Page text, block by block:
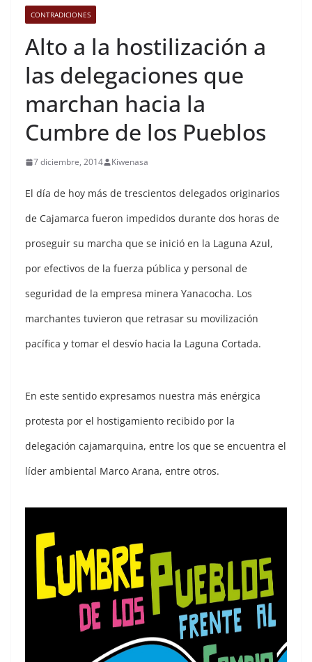
CONTRADICIONES
Alto a la hostilización a
las delegaciones que
marchan hacia la
Cumbre de los Pueblos
7 diciembre, 2014 Kiwenasa
El día de hoy más de trescientos delegados originarios
de Cajamarca fueron impedidos durante dos horas de
proseguir su marcha que se inició en la Laguna Azul,
por efectivos de la fuerza pública y personal de
seguridad de la empresa minera Yanacocha. Los
marchantes tuvieron que retrasar su movilización
pacífica y tomar el desvío hacia la Laguna Cortada.
En este sentido expresamos nuestra más enérgica
protesta por el hostigamiento recibido por la
delegación cajamarquina, entre los que se encuentra el
líder ambiental Marco Arana, entre otros.